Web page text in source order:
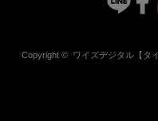
Copyright © ワイズデジタル【タ